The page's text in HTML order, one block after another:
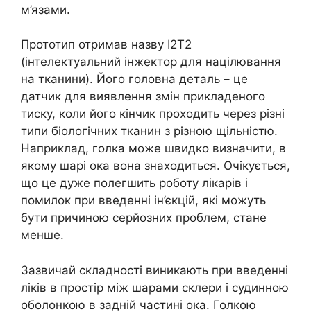
м’язами.
Прототип отримав назву I2T2
(інтелектуальний інжектор для націлювання
на тканини). Його головна деталь – це
датчик для виявлення змін прикладеного
тиску, коли його кінчик проходить через різні
типи біологічних тканин з різною щільністю.
Наприклад, голка може швидко визначити, в
якому шарі ока вона знаходиться. Очікується,
що це дуже полегшить роботу лікарів і
помилок при введенні ін’єкцій, які можуть
бути причиною серйозних проблем, стане
менше.
Зазвичай складності виникають при введенні
ліків в простір між шарами склери і судинною
оболонкою в задній частині ока. Голкою